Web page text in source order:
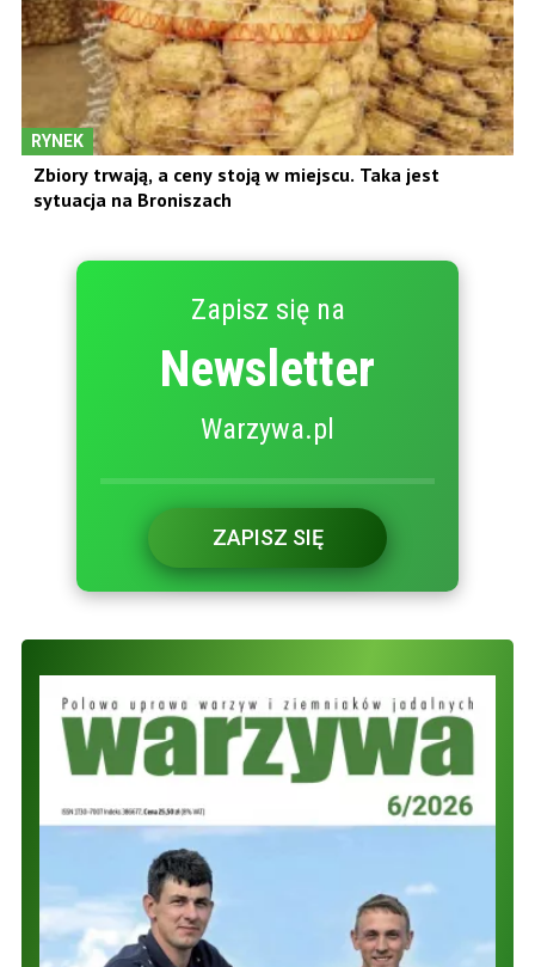
RYNEK
Zbiory trwają, a ceny stoją w miejscu. Taka jest
sytuacja na Broniszach
Zapisz się na
Newsletter
Warzywa.pl
ZAPISZ SIĘ